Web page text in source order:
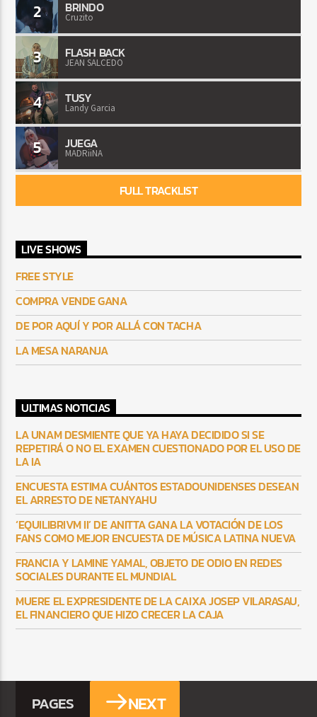
2 BRINDO
Cruzito
3 FLASH BACK
JEAN SALCEDO
4 TUSY
Landy Garcia
5 JUEGA
MADRiiNA
FULL TRACKLIST
LIVE SHOWS
FREE STYLE
COMPRA VENDE GANA
DE POR AQUÍ Y POR ALLÁ CON TACHA
LA MESA NARANJA
ULTIMAS NOTICIAS
LA UNAM DESMIENTE QUE YA HAYA DECIDIDO SI SE
REPETIRÁ O NO EL EXAMEN CUESTIONADO POR EL USO DE
LA IA
ENCUESTA ESTIMA CUÁNTOS ESTADOUNIDENSES DESEAN
EL ARRESTO DE NETANYAHU
‘EQUILIBRIVM II’ DE ANITTA GANA LA VOTACIÓN DE LOS
FANS COMO MEJOR ENCUESTA DE MÚSICA LATINA NUEVA
FRANCIA Y LAMINE YAMAL, OBJETO DE ODIO EN REDES
SOCIALES DURANTE EL MUNDIAL
MUERE EL EXPRESIDENTE DE LA CAIXA JOSEP VILARASAU,
EL FINANCIERO QUE HIZO CRECER LA CAJA
PAGES NEXT